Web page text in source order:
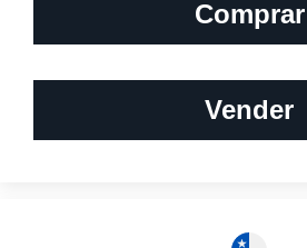
Comprar
Vender